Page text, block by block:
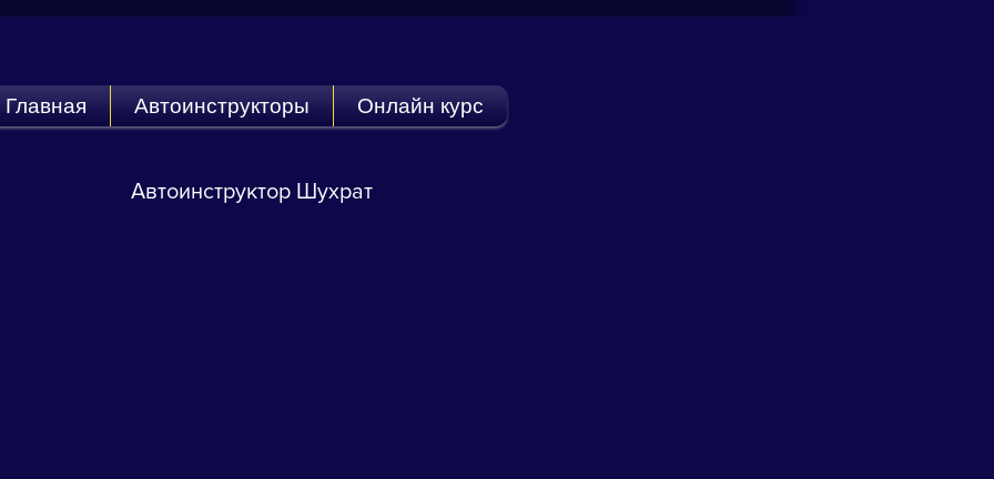
Главная Автоинструкторы Онлайн курс
Автоинструктор Шухрат